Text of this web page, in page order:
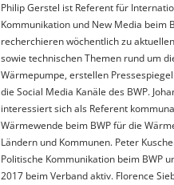
Philip Gerstel ist Referent für
Kommunikation und New Media beim
recherchieren wöchentlich zu
sowie technischen Themen rund um
Wärmepumpe, erstellen
die Social Media Kanäle des BWP.
interessiert sich als Referent
Wärmewende beim BWP für die
Ländern und Kommunen. Peter
Politische Kommunikation beim BWP
2017 beim Verband aktiv. Florence